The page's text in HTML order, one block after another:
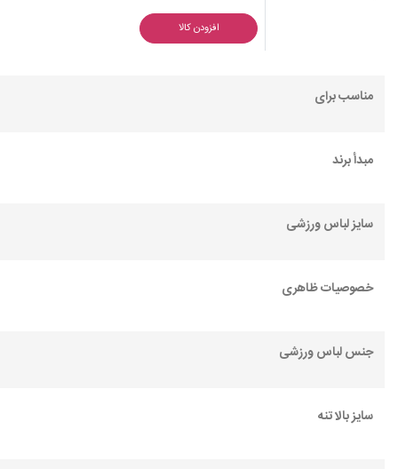
افزودن کالا
مناسب برای
مبدأ برند
سایز لباس ورزشی
خصوصیات ظاهری
جنس لباس ورزشی
سایز بالا تنه